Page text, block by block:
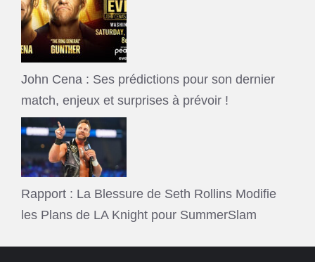
John Cena : Ses prédictions pour son dernier
match, enjeux et surprises à prévoir !
Rapport : La Blessure de Seth Rollins Modifie
les Plans de LA Knight pour SummerSlam